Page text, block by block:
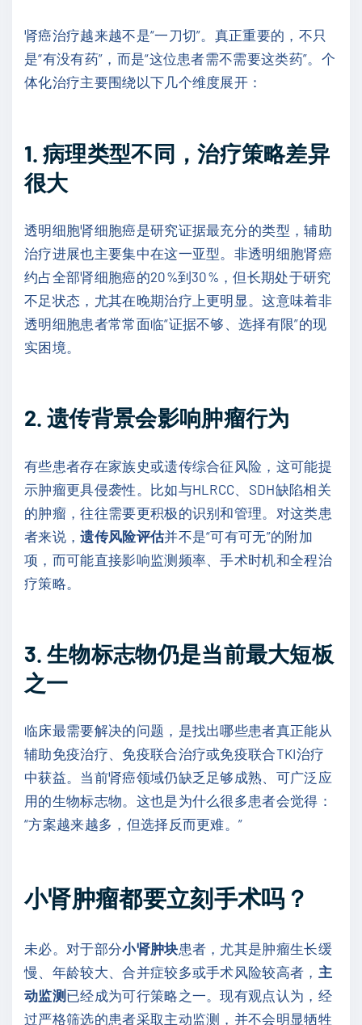
肾癌治疗越来越不是“一刀切”。真正重要的，不只
是“有没有药”，而是“这位患者需不需要这类药”。个
体化治疗主要围绕以下几个维度展开：
1. 病理类型不同，治疗策略差异
很大
透明细胞肾细胞癌是研究证据最充分的类型，辅助
治疗进展也主要集中在这一亚型。非透明细胞肾癌
约占全部肾细胞癌的20%到30%，但长期处于研究
不足状态，尤其在晚期治疗上更明显。这意味着非
透明细胞患者常常面临“证据不够、选择有限”的现
实困境。
2. 遗传背景会影响肿瘤行为
有些患者存在家族史或遗传综合征风险，这可能提
示肿瘤更具侵袭性。比如与HLRCC、SDH缺陷相关
的肿瘤，往往需要更积极的识别和管理。对这类患
者来说，遗传风险评估并不是“可有可无”的附加
项，而可能直接影响监测频率、手术时机和全程治
疗策略。
3. 生物标志物仍是当前最大短板
之一
临床最需要解决的问题，是找出哪些患者真正能从
辅助免疫治疗、免疫联合治疗或免疫联合TKI治疗
中获益。当前肾癌领域仍缺乏足够成熟、可广泛应
用的生物标志物。这也是为什么很多患者会觉得：
“方案越来越多，但选择反而更难。”
小肾肿瘤都要立刻手术吗？
未必。对于部分小肾肿块患者，尤其是肿瘤生长缓
慢、年龄较大、合并症较多或手术风险较高者， 主
动监测已经成为可行策略之一。现有观点认为，经
过严格筛选的患者采取主动监测，并不会明显牺牲